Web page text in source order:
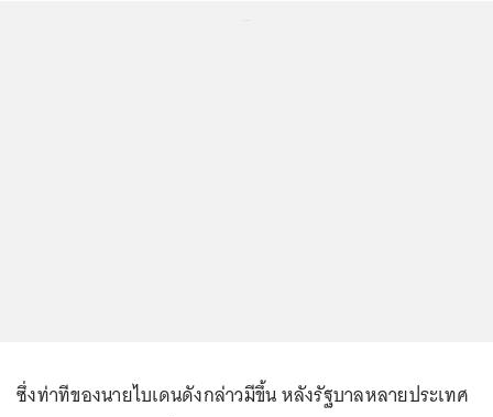
ซึ่งท่าทีของนายไบเดนดังกล่าวมีขึ้น หลังรัฐบาลหลายประเทศ